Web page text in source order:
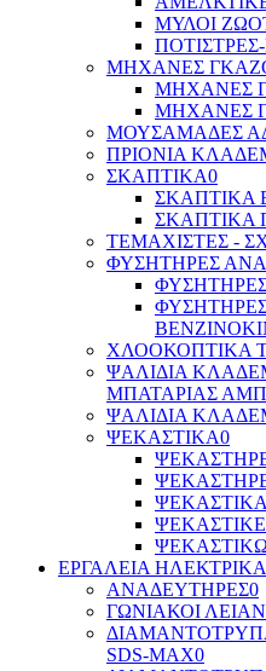
ΜΥΛΟΙ
ΜΗΧΑΝΕΣ
ΜΗΧΑΝΕΣ
ΜΗΧΑΝΕΣ
ΜΟΥΣΑΜΑΔΕΣ
ΠΡΙΟΝΙΑ
ΣΚΑΠΤΙΚΑ0
ΣΚΑΠΤΙΚΑ
ΣΚΑΠΤΙΚΑ
ΤΕΜΑΧΙΣΤΕΣ -
ΦΥΣΗΤΗΡΕΣ
ΧΛΟΟΚΟΠΤΙΚΑ
ΨΑΛΙΔΙΑ
ΜΠΑΤΑΡΙΑΣ
ΨΑΛΙΔΙΑ
ΨΕΚΑΣΤΙΚΑ0
ΕΡΓΑΛΕΙΑ ΗΛΕΚΤΡΙΚΑ
ΑΝΑΔΕΥΤΗΡΕΣ0
ΓΩΝΙΑΚΟΙ
SDS-MAX0